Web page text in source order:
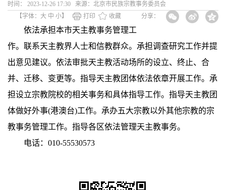
时间： 2023-12-26 17:30 来源：北京市民族宗教事务委员会
分享：
【字体： 大 中 小】 打印 收藏
依法承担本市天主教事务管理工
作。联系天主教界人士和信教群众。承担调查研究工作并提
出意见建议。依法审批天主教活动场所的设立、终止、合
并、迁移、变更等。指导天主教团体依法依章开展工作。承
担设立宗教院校的相关事务和具体指导工作。指导天主教团
体做好外事(港澳台)工作。承办五大宗教以外其他宗教的宗
教事务管理工作。指导各区依法管理天主教事务。
电话：010-55530573